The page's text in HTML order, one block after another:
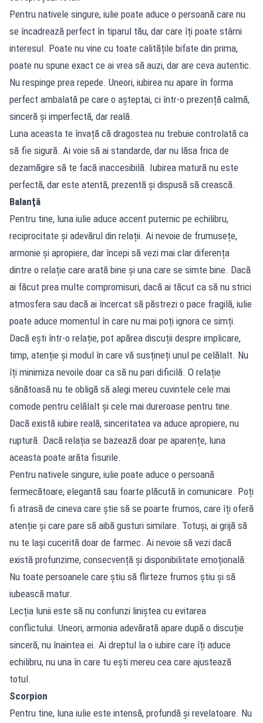
Pentru nativele singure, iulie poate aduce o persoană care nu
se încadrează perfect în tiparul tău, dar care îți poate stârni
interesul. Poate nu vine cu toate calitățile bifate din prima,
poate nu spune exact ce ai vrea să auzi, dar are ceva autentic.
Nu respinge prea repede. Uneori, iubirea nu apare în forma
perfect ambalată pe care o așteptai, ci într-o prezență calmă,
sinceră și imperfectă, dar reală.
Luna aceasta te învață că dragostea nu trebuie controlată ca
să fie sigură. Ai voie să ai standarde, dar nu lăsa frica de
dezamăgire să te facă inaccesibilă. Iubirea matură nu este
perfectă, dar este atentă, prezentă și dispusă să crească.
Balanţă
Pentru tine, luna iulie aduce accent puternic pe echilibru,
reciprocitate și adevărul din relații. Ai nevoie de frumusețe,
armonie și apropiere, dar începi să vezi mai clar diferența
dintre o relație care arată bine și una care se simte bine. Dacă
ai făcut prea multe compromisuri, dacă ai tăcut ca să nu strici
atmosfera sau dacă ai încercat să păstrezi o pace fragilă, iulie
poate aduce momentul în care nu mai poți ignora ce simți.
Dacă ești într-o relație, pot apărea discuții despre implicare,
timp, atenție și modul în care vă susțineți unul pe celălalt. Nu
îți minimiza nevoile doar ca să nu pari dificilă. O relație
sănătoasă nu te obligă să alegi mereu cuvintele cele mai
comode pentru celălalt și cele mai dureroase pentru tine.
Dacă există iubire reală, sinceritatea va aduce apropiere, nu
ruptură. Dacă relația se bazează doar pe aparențe, luna
aceasta poate arăta fisurile.
Pentru nativele singure, iulie poate aduce o persoană
fermecătoare, elegantă sau foarte plăcută în comunicare. Poți
fi atrasă de cineva care știe să se poarte frumos, care îți oferă
atenție și care pare să aibă gusturi similare. Totuși, ai grijă să
nu te lași cucerită doar de farmec. Ai nevoie să vezi dacă
există profunzime, consecvență și disponibilitate emoțională.
Nu toate persoanele care știu să flirteze frumos știu și să
iubească matur.
Lecția lunii este să nu confunzi liniștea cu evitarea
conflictului. Uneori, armonia adevărată apare după o discuție
sinceră, nu înaintea ei. Ai dreptul la o iubire care îți aduce
echilibru, nu una în care tu ești mereu cea care ajustează
totul.
Scorpion
Pentru tine, luna iulie este intensă, profundă și revelatoare. Nu